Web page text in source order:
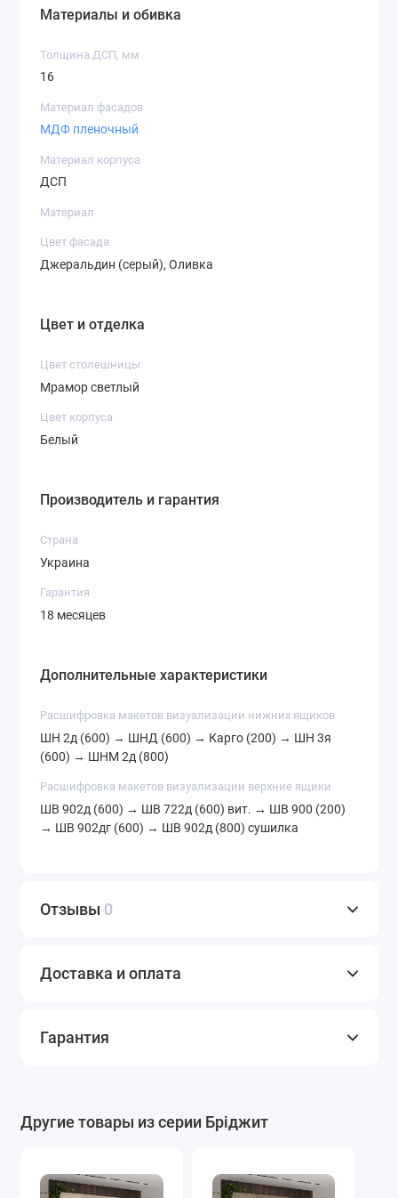
Материалы и обивка
Толщина ДСП, мм
16
Материал фасадов
МДФ пленочный
Материал корпуса
ДСП
Материал
Цвет фасада
Джеральдин (серый), Оливка
Цвет и отделка
Цвет столешницы
Мрамор светлый
Цвет корпуса
Белый
Производитель и гарантия
Страна
Украина
Гарантия
18 месяцев
Дополнительные характеристики
Расшифровка макетов визуализации нижних ящиков
ШН 2д (600) → ШНД (600) → Карго (200) → ШН 3я
(600) → ШНМ 2д (800)
Расшифровка макетов визуализации верхние ящики
ШВ 902д (600) → ШВ 722д (600) вит. → ШВ 900 (200)
→ ШВ 902дг (600) → ШВ 902д (800) сушилка
Отзывы 0
Доставка и оплата
Гарантия
Другие товары из серии Бріджит